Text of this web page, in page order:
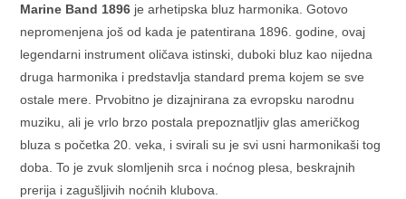
Marine Band 1896 je arhetipska bluz harmonika. Gotovo
nepromenjena još od kada je patentirana 1896. godine, ovaj
legendarni instrument oličava istinski, duboki bluz kao nijedna
druga harmonika i predstavlja standard prema kojem se sve
ostale mere. Prvobitno je dizajnirana za evropsku narodnu
muziku, ali je vrlo brzo postala prepoznatljiv glas američkog
bluza s početka 20. veka, i svirali su je svi usni harmonikaši tog
doba. To je zvuk slomljenih srca i noćnog plesa, beskrajnih
prerija i zagušljivih noćnih klubova.